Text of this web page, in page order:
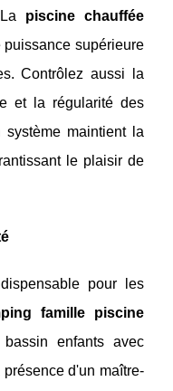
piscine chauffée
puissance supérieure
Contrôlez aussi la
et la régularité des
maintient la
le plaisir de
pour les
famille piscine
enfants avec
d'un maître-